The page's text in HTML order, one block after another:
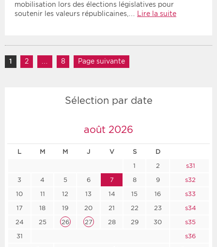
mobilisation lors des élections législatives pour
soutenir les valeurs républicaines,…
Lire la suite
Navigation des articles
Page
1 Page
2 … Page
8 Page suivante
Sélection par date
août 2026
L M M J V S D
1 2
s31
3
4 5 6 7 8 9
s32
10
11 12 13 14 15 16
s33
17
18 19 20 21 22 23
s34
24
25 26 27 28 29 30
s35
31
s36